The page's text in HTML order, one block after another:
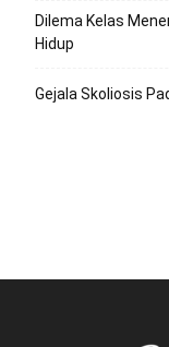
Dilema Kelas
Hidup
Gejala Skoliosis